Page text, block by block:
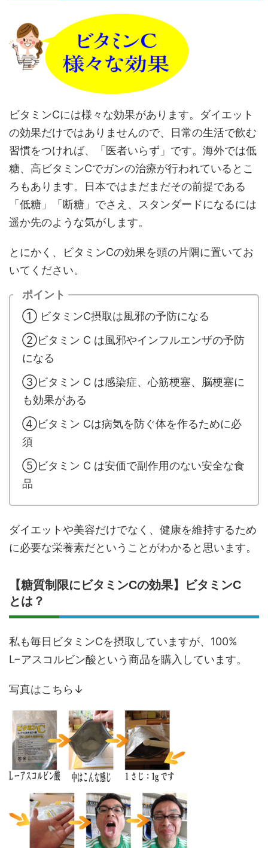
ビタミンCには様々な効果があります。ダイエット
の効果だけではありませんので、日常の生活で飲む
習慣をつければ、「医者いらず」です。海外では低
糖、高ビタミンCでガンの治療が行われているとこ
ろもあります。日本ではまだまだその前提である
「低糖」「断糖」でさえ、スタンダードになるには
遥か先のような気がします。
とにかく、ビタミンCの効果を頭の片隅に置いてお
いてください。
ポイント
① ビタミンC摂取は風邪の予防になる
②ビタミン C は風邪やインフルエンザの予防
になる
③ビタミン C は感染症、心筋梗塞、脳梗塞に
も効果がある
④ビタミン Cは病気を防ぐ体を作るために必
須
⑤ビタミン C は安価で副作用のない安全な食
品
ダイエットや美容だけでなく、健康を維持するため
に必要な栄養素だということがわかると思います。
【糖質制限にビタミンCの効果】ビタミンC
とは？
私も毎日ビタミンCを摂取していますが、100%
L−アスコルビン酸という商品を購入しています。
写真はこちら↓